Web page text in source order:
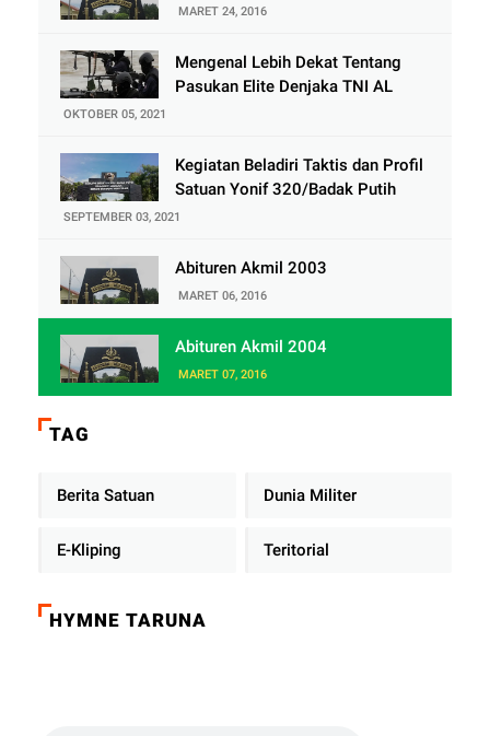
MARET 24, 2016
Mengenal Lebih Dekat Tentang
Pasukan Elite Denjaka TNI AL
OKTOBER 05, 2021
Kegiatan Beladiri Taktis dan Profil
Satuan Yonif 320/Badak Putih
SEPTEMBER 03, 2021
Abituren Akmil 2003
MARET 06, 2016
Abituren Akmil 2004
MARET 07, 2016
TAG
Berita Satuan Dunia Militer
E-Kliping Teritorial
HYMNE TARUNA